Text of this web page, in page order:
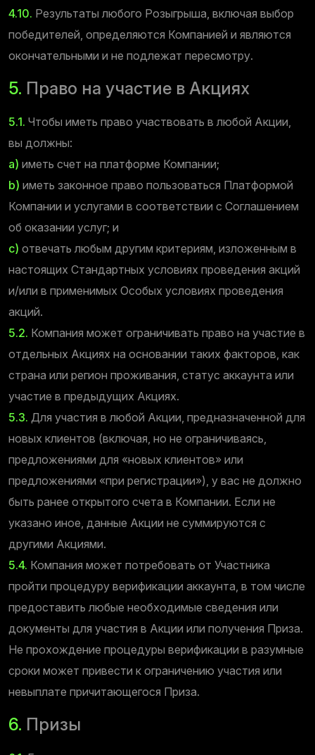
4.10. Результаты любого Розыгрыша, включая выбор
победителей, определяются Компанией и являются
окончательными и не подлежат пересмотру.
5. Право на участие в Акциях
5.1. Чтобы иметь право участвовать в любой Акции,
вы должны:
a) иметь счет на платформе Компании;
b) иметь законное право пользоваться Платформой
Компании и услугами в соответствии с Соглашением
об оказании услуг; и
c) отвечать любым другим критериям, изложенным в
настоящих Стандартных условиях проведения акций
и/или в применимых Особых условиях проведения
акций.
5.2. Компания может ограничивать право на участие в
отдельных Акциях на основании таких факторов, как
страна или регион проживания, статус аккаунта или
участие в предыдущих Акциях.
5.3. Для участия в любой Акции, предназначенной для
новых клиентов (включая, но не ограничиваясь,
предложениями для «новых клиентов» или
предложениями «при регистрации»), у вас не должно
быть ранее открытого счета в Компании. Если не
указано иное, данные Акции не суммируются с
другими Акциями.
5.4. Компания может потребовать от Участника
пройти процедуру верификации аккаунта, в том числе
предоставить любые необходимые сведения или
документы для участия в Акции или получения Приза.
Не прохождение процедуры верификации в разумные
сроки может привести к ограничению участия или
невыплате причитающегося Приза.
6. Призы